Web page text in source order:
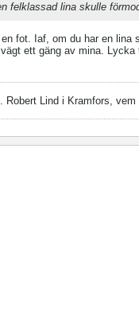
felklassad lina skulle
fot. Iaf, om du har en
ett gäng av mina.
Robert Lind i Kramfors, vem